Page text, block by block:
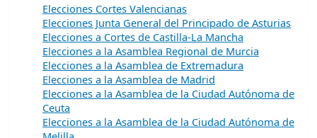
Elecciones Cortes Valencianas
Elecciones Junta General del Principado de Asturias
Elecciones a Cortes de Castilla-La Mancha
Elecciones a la Asamblea Regional de Murcia
Elecciones a la Asamblea de Extremadura
Elecciones a la Asamblea de Madrid
Elecciones a la Asamblea de la Ciudad Autónoma de
Ceuta
Elecciones a la Asamblea de la Ciudad Autónoma de